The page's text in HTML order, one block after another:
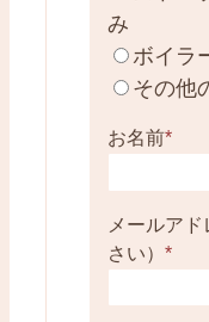
み
ボイラ
その他
お名前*
メールア
さい） *